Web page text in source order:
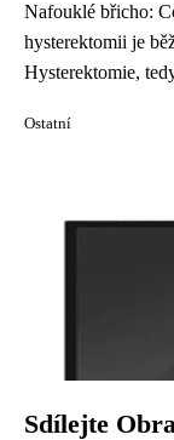
Nafouklé břicho:
hysterektomii je
Hysterektomie,
Ostatní
Sdílejte